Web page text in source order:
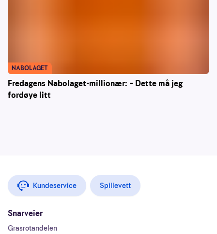
Fredagens Nabolaget-millionær: – Dette må jeg
fordøye litt
NABOLAGET
Kundeservice Spillevett
Snarveier
Grasrotandelen